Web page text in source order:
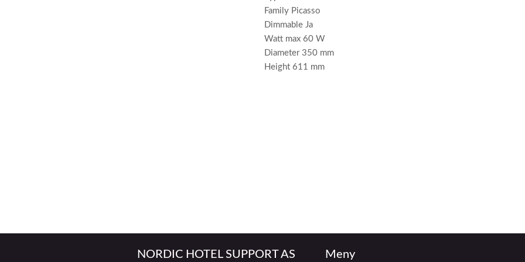
Family Picasso
Dimmable Ja
Watt max 60 W
Diameter 350 mm
Height 611 mm
NORDIC HOTEL SUPPORT AS Meny